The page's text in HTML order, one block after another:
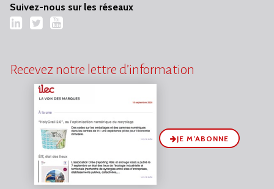
Suivez-nous sur les réseaux
LinkedIn
TwitterYouTube
Recevez notre lettre d’information
JE M’ABONNE